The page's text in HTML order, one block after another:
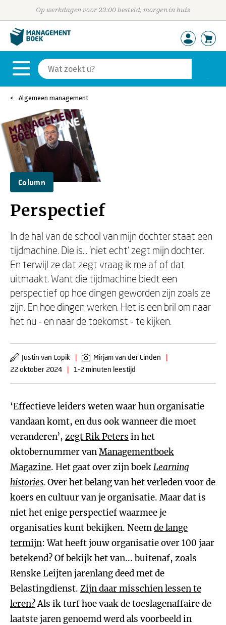
Op werkdagen voor 23:00 besteld, morgen in huis
Algemeen management
Column
Perspectief
In de hal van de school van mijn dochter staat een
tijdmachine. Die is... ‘niet echt’ zegt mijn dochter.
En terwijl ze dat zegt vraag ik me af of dat
uitmaakt. Want die tijdmachine biedt een
perspectief op hoe dingen geworden zijn zoals ze
zijn. En hoe dingen werken. Het is een bril om naar
het nu - en naar de toekomst - te kijken.
Justin van Lopik | Mirjam van der Linden
|
22 oktober 2024
| 1-2 minuten leestijd
‘Effectieve leiders weten waar hun organisatie
vandaan komt, en dus ook wanneer die moet
veranderen’, zegt Rik Peters in het
oktobernummer vanManagementboek
Magazine. Het gaat over zijn boekLearning
histories. Over het belang van het verleden voor de
koers en cultuur van je organisatie. Maar dat is
niet het enige perspectief waarmee je
organisaties kunt bekijken. Neemde lange
termijn: Wat heeft jouw organisatie over 100 jaar
betekend? Of bekijk het van... buitenaf, zoals
Renske Leijten jarenlang deed met de
Belastingdienst. Zijn daar misschien lessen te
leren?Als ik turf hoe vaak de toeslagenaffaire de
laatste jaren genoemd werd als voorbeeld in